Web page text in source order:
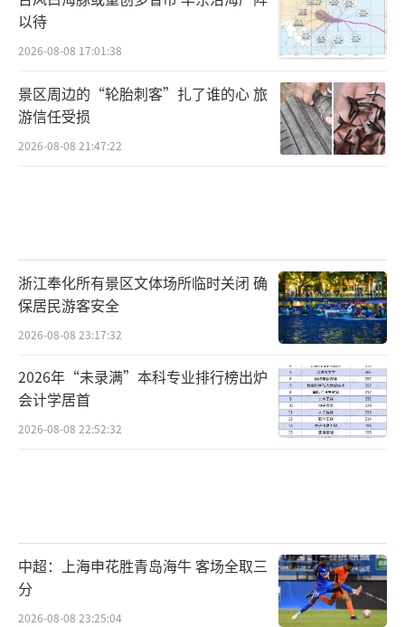
以待
2026-08-08 17:01:38
景区周边的“轮胎刺客”扎了谁的心 旅
游信任受损
2026-08-08 21:47:22
浙江奉化所有景区文体场所临时关闭 确
保居民游客安全
2026-08-08 23:17:32
2026年“未录满”本科专业排行榜出炉
会计学居首
2026-08-08 22:52:32
中超：上海申花胜青岛海牛 客场全取三
分
2026-08-08 23:25:04